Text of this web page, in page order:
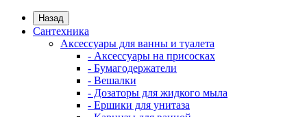
Назад
Сантехника
Аксессуары для ванны и туалета
- Аксессуары на присосках
- Бумагодержатели
- Вешалки
- Дозаторы для жидкого мыла
- Ершики для унитаза